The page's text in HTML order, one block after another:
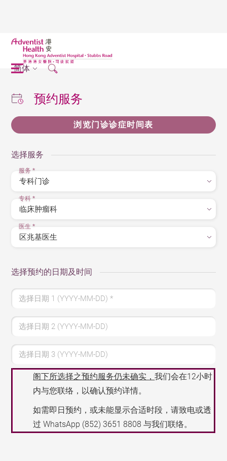
简体
预约服务
浏览门诊诊症时间表
选择服务
服务*
专科*
医生*
选择预约的日期及时间
选择日期 1 (YYYY-MM-DD)*
选择日期 2 (YYYY-MM-DD)
选择日期 3 (YYYY-MM-DD)
阁下所选择之预约服务仍未确实，我们会在12小时
内与您联络，以确认预约详情。
如需即日预约，或未能显示合适时段，请致电或透
过 WhatsApp (852) 3651 8808 与我们联络。